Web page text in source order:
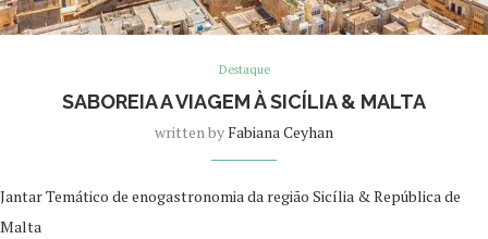
Destaque
SABOREIA A VIAGEM À SICÍLIA & MALTA
written byFabiana Ceyhan
Jantar Temático de enogastronomia da região Sicília & República de
Malta